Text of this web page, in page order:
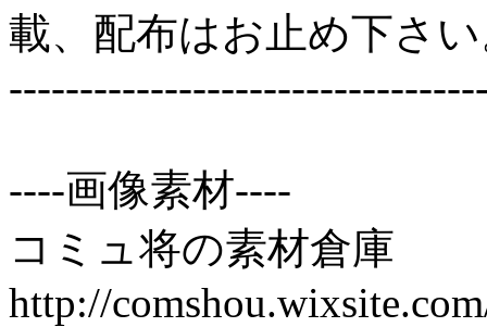
載、配布はお止め下さ
----画像素材----
コミュ将の素材倉庫
http://